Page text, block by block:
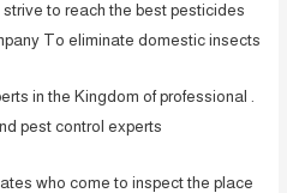
to reach the best pesticides
To eliminate domestic insects
in the Kingdom of professional
pest control experts.
who come to inspect the place